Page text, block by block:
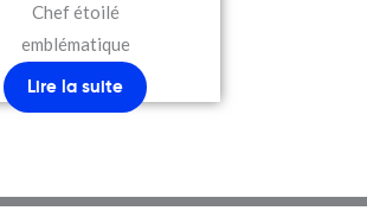
Chef étoilé
emblématique
Lire la suite